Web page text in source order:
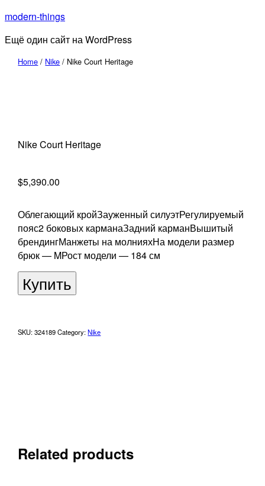
Перейти
содержимому
modern-things
Ещё один сайт на WordPress
Home / Nike / Nike Court Heritage
Nike Court Heritage
$5,390.00
Облегающий кройЗауженный силуэтРегулируемый
пояс2 боковых карманаЗадний карманВышитый
брендингМанжеты на молнияхНа модели размер
брюк — MРост модели — 184 см
Купить
SKU:324189 Category:Nike
Related products